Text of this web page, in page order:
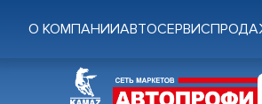
О КОМПАНИИАВТОСЕРВИС